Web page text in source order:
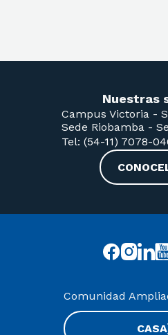
Nuestras
Campus Victoria -
Sede Riobamba -
Tel: (54-11) 7078-
Comunidad
CASA